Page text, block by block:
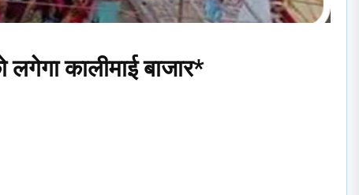
कालीमाई बाजार*